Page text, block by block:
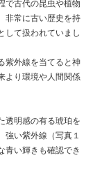
で古代の昆虫や植物
非常に古い歴史を持
して扱われていまし
紫外線を当てると神
より環境や人間関係
透明感の有る琥珀を
い紫外線（写真１
青い輝きも確認でき